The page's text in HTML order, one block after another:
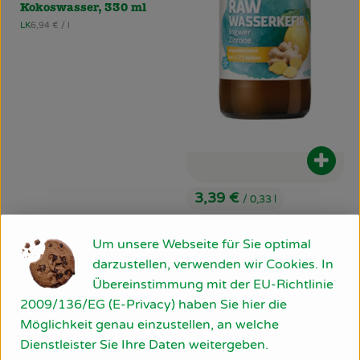
Kokoswasser, 330 ml
, Herkunft:
LK, Referenzpreis:
6,94 € / l
, Preis:
3,39 € / 0,33 l
Ingwer, 0,33 l
, Herkunft:
10,27 €
Mehrweg
, Verband:
Produkt zu Favouriten hinzufügen Produkt zu Favouriten
Um unsere Webseite für Sie optimal
darzustellen, verwenden wir Cookies. In
Übereinstimmung mit der EU-Richtlinie
2009/136/EG (E-Privacy) haben Sie hier die
Möglichkeit genau einzustellen, an welche
Dienstleister Sie Ihre Daten weitergeben.